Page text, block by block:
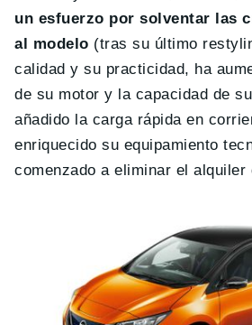
un esfuerzo por solventar las
al modelo (tras su último
calidad y su practicidad, ha
de su motor y la capacidad de
añadido la carga rápida en
enriquecido su equipamiento
comenzado a eliminar el